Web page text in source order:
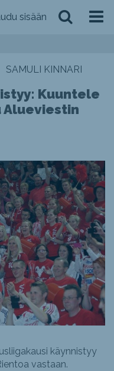
sisään
SAMULI KINNARI
Kuuntele
Alueviestin
käynnistyy
vastaan.